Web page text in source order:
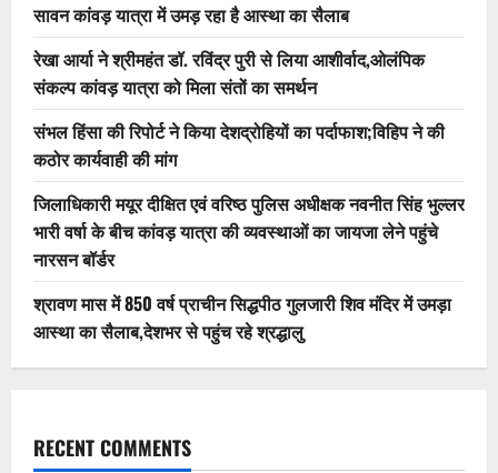
सावन कांवड़ यात्रा में उमड़ रहा है आस्था का सैलाब
रेखा आर्या ने श्रीमहंत डॉ. रविंद्र पुरी से लिया आशीर्वाद,ओलंपिक
संकल्प कांवड़ यात्रा को मिला संतों का समर्थन
संभल हिंसा की रिपोर्ट ने किया देशद्रोहियों का पर्दाफाश;विहिप ने की
कठोर कार्यवाही की मांग
जिलाधिकारी मयूर दीक्षित एवं वरिष्ठ पुलिस अधीक्षक नवनीत सिंह भुल्लर
भारी वर्षा के बीच कांवड़ यात्रा की व्यवस्थाओं का जायजा लेने पहुंचे
नारसन बॉर्डर
श्रावण मास में 850 वर्ष प्राचीन सिद्धपीठ गुलजारी शिव मंदिर में उमड़ा
आस्था का सैलाब,देशभर से पहुंच रहे श्रद्धालु
RECENT COMMENTS